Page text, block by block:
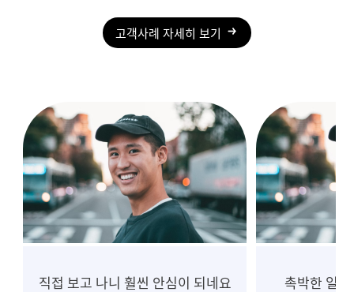
고객사례 자세히 보기
촉박한 일정, 흔들림 없는 진행
10년 넘게